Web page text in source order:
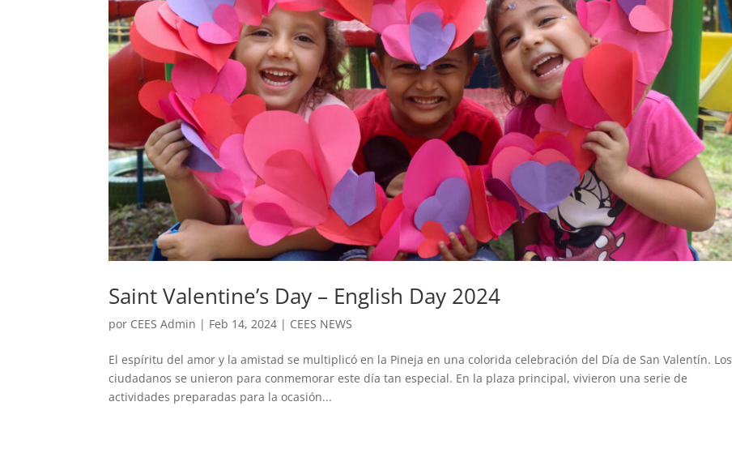
Saint Valentine’s Day – English Day 2024
por CEES Admin | Feb 14, 2024 | CEES NEWS
El espíritu del amor y la amistad se multiplicó en la Pineja en una colorida celebración del Día de San Valentín. Los
ciudadanos se unieron para conmemorar este día tan especial. En la plaza principal, vivieron una serie de
actividades preparadas para la ocasión...